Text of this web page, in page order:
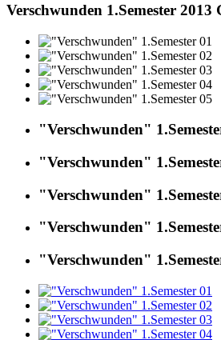
Verschwunden 1.Semester 2013
"Verschwunden"
"Verschwunden"
"Verschwunden"
"Verschwunden"
"Verschwunden"